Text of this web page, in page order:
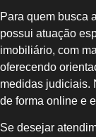
Para quem busca
possui atuação
imobiliário, com
oferecendo
medidas judiciais.
de forma online e
Se desejar